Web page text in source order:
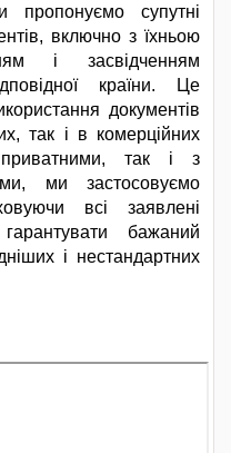
пропонуємо супутні
включно з їхньою
і засвідченням
країни. Це
документів
так і в комерційних
так і з
ми застосовуємо
всі заявлені
бажаний
і нестандартних